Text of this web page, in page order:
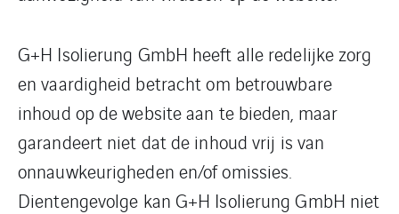
G+H Isolierung GmbH heeft alle redelijke zorg
en vaardigheid betracht om betrouwbare
inhoud op de website aan te bieden, maar
garandeert niet dat de inhoud vrij is van
onnauwkeurigheden en/of omissies.
Dientengevolge kan G+H Isolierung GmbH niet